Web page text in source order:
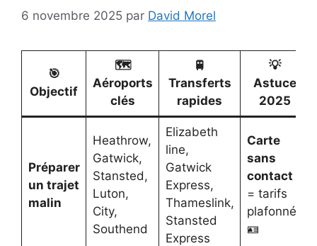
6 novembre 2025 par David Morel
🎯
Objectif
🗺️
Aéroports
clés
🚆
Transferts
rapides
💡
Astuce
2025
Préparer
un trajet
malin
Heathrow,
Gatwick,
Stansted,
Luton,
City,
Southend
Elizabeth
line,
Gatwick
Express,
Thameslink,
Stansted
Express
Carte
sans
contact
= tarifs
plafonnés
🪪